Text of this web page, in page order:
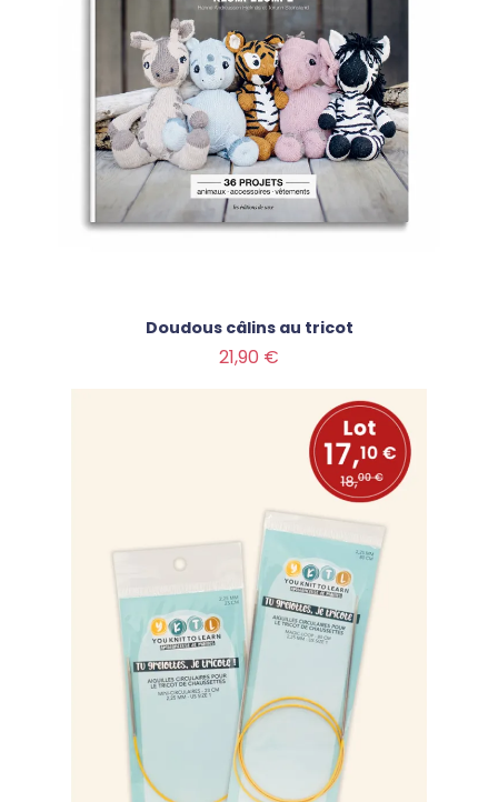
Doudous câlins au tricot
21,90 €